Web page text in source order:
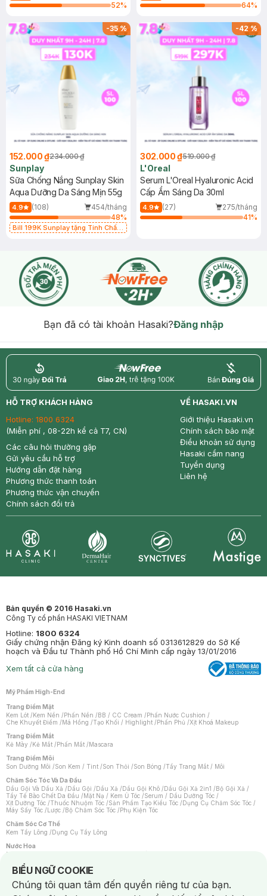
52%
64%
-35%
152.000 ₫234.000 ₫
Sunplay
Sữa Chống Nắng Sunplay Skin
Aqua Dưỡng Da Sáng Mịn 55g
4.9 (108)
454/tháng
48%
Bill 199K Sunplay tặng Tinh Chất
-42%
302.000 ₫519.000 ₫
L'Oreal
Serum L'Oreal Hyaluronic Acid
Cấp Ẩm Sáng Da 30ml
4.9 (27)
275/tháng
41%
Bạn đã có tài khoản Hasaki?Đăng nhập
return nowfree price
HỖ TRỢ KHÁCH HÀNG
Hotline: 1800 6324
(Miễn phí , 08-22h kể cả T7, CN)
Các câu hỏi thường gặp
Gửi yêu cầu hỗ trợ
Hướng dẫn đặt hàng
Phương thức thanh toán
Phương thức vận chuyển
Chính sách đổi trả
VỀ HASAKI.VN
Giới thiệu Hasaki.vn
Chính sách bảo mật
Điều khoản sử dụng
Hasaki cẩm nang
Tuyển dụng
Liên hệ
Bản quyền © 2016 Hasaki.vn
Công Ty cổ phần HASAKI VIETNAM
Hotline: 1800 6324
Giấy chứng nhận Đăng ký Kinh doanh số 0313612829 do Sở Kế
hoạch và Đầu tư Thành phố Hồ Chí Minh cấp ngày 13/01/2016
Xem tất cả cửa hàng
Mỹ Phẩm High-End
Trang Điểm Mặt
Kem Lót /Kem Nền /Phấn Nền /BB / CC Cream /Phấn Nước Cushion /
Che Khuyết Điểm /Má Hồng /Tạo Khối / Highlight /Phấn Phủ /Xịt Khoá Makeup
Trang Điểm Mắt
Kẻ Mày /Kẻ Mắt /Phấn Mắt /Mascara
Trang Điểm Môi
Son Dưỡng Môi /Son Kem / Tint /Son Thỏi /Son Bóng /Tẩy Trang Mắt / Môi
Chăm Sóc Tóc Và Da Đầu
Dầu Gội Và Dầu Xả /Dầu Gội /Dầu Xả /Dầu Gội Khô /Dầu Gội Xả 2in1 /Bộ Gội Xả /
Tẩy Tế Bào Chết Da Đầu /Mặt Nạ / Kem Ủ Tóc /Serum / Dầu Dưỡng Tóc /
Xịt Dưỡng Tóc /Thuốc Nhuộm Tóc /Sản Phẩm Tạo Kiểu Tóc /Dụng Cụ Chăm Sóc Tóc /
Máy Sấy Tóc /Lược /Bộ Chăm Sóc Tóc /Phụ Kiện Tóc
Chăm Sóc Cơ Thể
Kem Tẩy Lông /Dụng Cụ Tẩy Lông
Nước Hoa
Nước Hoa Nữ
Chăm Sóc Cá Nhân
Chống Muỗi /Khẩu Trang /Máy Massage/Mặt Nạ Xông Hơi /Nước Rửa Tay/
Sản Phẩm Chăm Sóc Khác /Bàn Chải Đánh Răng /Bàn Chải Điện/
BIỂU NGỮ COOKIE
Notice about cookies usage
Chúng tôi quan tâm đến quyền riêng tư của bạn.